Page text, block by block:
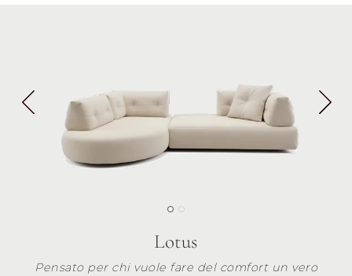
Lotus
Pensato per chi vuole fare del comfort un vero